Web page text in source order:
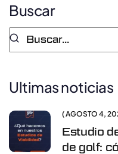
Buscar
Ultimas noticias
AGOSTO 4,
Estudio
de golf: